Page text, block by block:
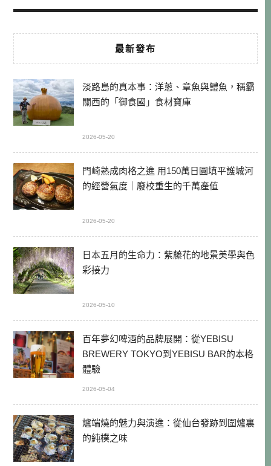
最新發布
淡路島的真本事：洋蔥、章魚與鱧魚，稱霸
關西的「御食國」食材寶庫
2026-05-20
門崎熟成肉格之進 用150萬日圓填平護城河
的經營氣度｜廢校重生的千萬產值
2026-05-20
日本五月的生命力：紫藤花的地景美學與色
彩接力
2026-05-10
百年夢幻啤酒的品牌展開：從YEBISU
BREWERY TOKYO到YEBISU BAR的本格
體驗
2026-05-04
爐端燒的魅力與演進：從仙台發跡到圍爐裏
的純樸之味